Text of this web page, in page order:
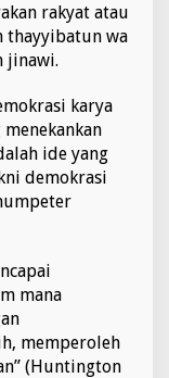
rakyat atau
thayyibatun wa
jinawi.
karya
ide yang
demokrasi
mana
memperoleh
(Huntington